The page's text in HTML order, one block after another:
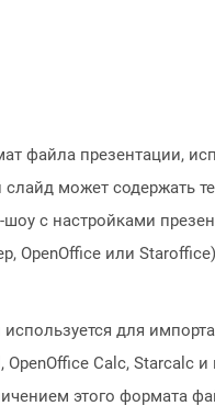
файла презентации,
может содержать
с настройками
OpenOffice или
для
Calc, Starcalc
этого формата